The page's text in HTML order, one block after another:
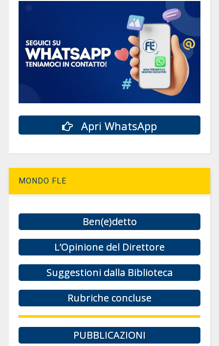
Apri WhatsApp
MONDO FLE
Ben(e)detto
L’Opinione del Direttore
Suggestioni dalla Biblioteca
Rubriche concluse
PUBBLICAZIONI